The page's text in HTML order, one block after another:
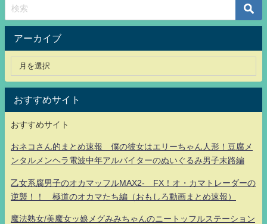
アーカイブ
おすすめサイト
おすすめサイト
おネコさん的まとめ速報 僕の彼女はエリーちゃん人形！豆腐メ
ンタルメンヘラ電波中年アルバイターのぬいぐるみ男子末路編
乙女系腐男子のオカマッフルMAX2- FX！オ・カマトレーダーの
逆襲！！ 極道のオカマたち編（おもしろ動画まとめ速報）
魔法熟女/美魔女ッ娘メグみみちゃんのニートッフルステーション